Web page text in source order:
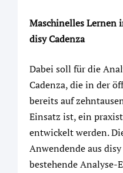
Maschinelles Lernen
disy Cadenza
Dabei soll für die
Cadenza, die in der
bereits auf
Einsatz ist, ein
entwickelt werden.
Anwendende aus
bestehende Analyse-